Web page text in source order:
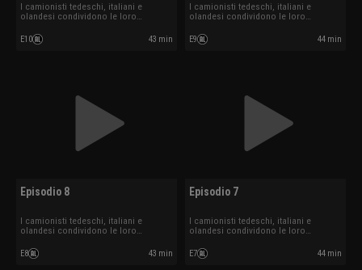
I camionisti tedeschi, italiani e
olandesi condividono le loro
E10 43 min
I camionisti tedeschi, italiani e
olandesi condividono le loro
E9 44 min
Episodio 8
I camionisti tedeschi, italiani e
olandesi condividono le loro
E8 43 min
Episodio 7
I camionisti tedeschi, italiani e
olandesi condividono le loro
E7 44 min